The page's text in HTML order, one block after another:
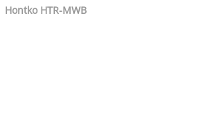
Hontko HTR-MWB